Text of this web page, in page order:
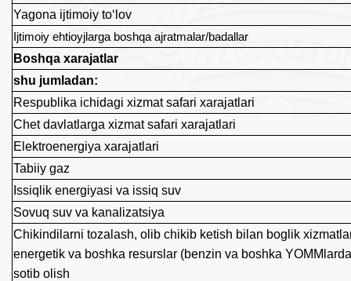
Yagona ijtimoiy to‘lov
Ijtimoiy ehtioyjlarga boshqa ajratmalar/badallar
Boshqa xarajatlar
shu jumladan:
Respublika ichidagi xizmat safari xarajatlari
Chet davlatlarga xizmat safari xarajatlari
Elektroenergiya xarajatlari
Tabiiy gaz
Issiqlik energiyasi va issiq suv
Sovuq suv va kanalizatsiya
Chikindilarni tozalash, olib chikib ketish bilan boglik
energetik va boshka resurslar (benzin va boshka
sotib olish